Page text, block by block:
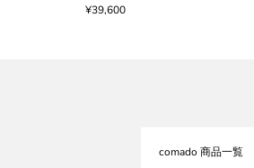
¥39,600
comado 商品一覧